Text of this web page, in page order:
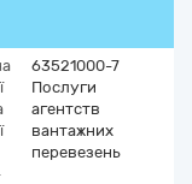
63521000-7
Послуги
агентств
вантажних
перевезень